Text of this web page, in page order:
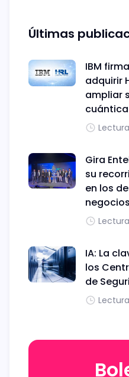
Últimas
IBM
adquirir
ampliar
cuántica
Gira
su
en los
negocios
IA: La
los
de